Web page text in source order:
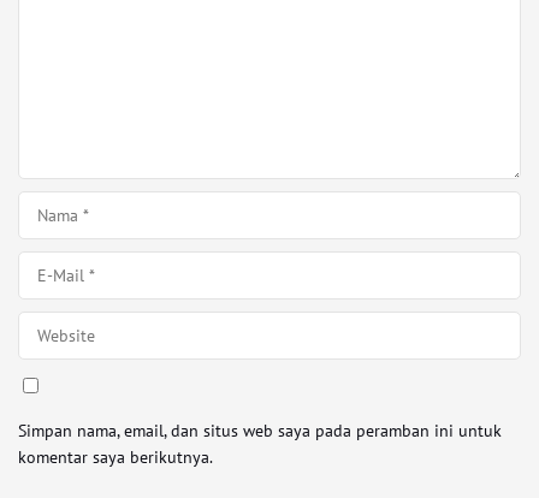
Simpan nama, email, dan situs web saya pada peramban ini untuk
komentar saya berikutnya.